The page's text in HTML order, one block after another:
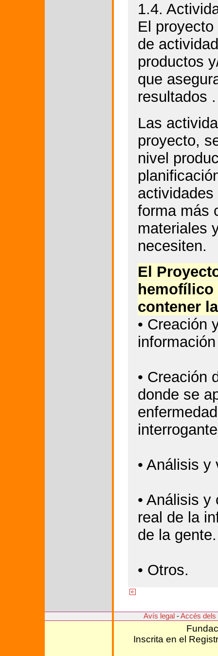
1.4.
El
de
productos
que
resultados .
Las
proyecto,
nivel
forma más
materiales
necesiten.
El
contener
• Creación
• Creación
donde se
• Análisis
• Análisis
real de la
de la gente.
• Otros.
Avís legal -Accés dels
Inscrita en el